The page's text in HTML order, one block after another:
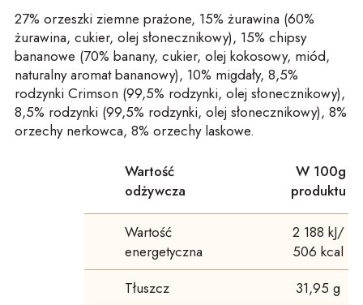
27% orzeszki ziemne prażone, 15% żurawina (60%
żurawina, cukier, olej słonecznikowy), 15% chipsy
bananowe (70% banany, cukier, olej kokosowy, miód,
naturalny aromat bananowy), 10% migdały, 8,5%
rodzynki Crimson (99,5% rodzynki, olej słonecznikowy),
8,5% rodzynki (99,5% rodzynki, olej słonecznikowy), 8%
orzechy nerkowca, 8% orzechy laskowe.
Wartość
odżywcza
W 100g
produktu
Wartość
energetyczna
2 188 kJ/
506 kcal
Tłuszcz
31,95 g